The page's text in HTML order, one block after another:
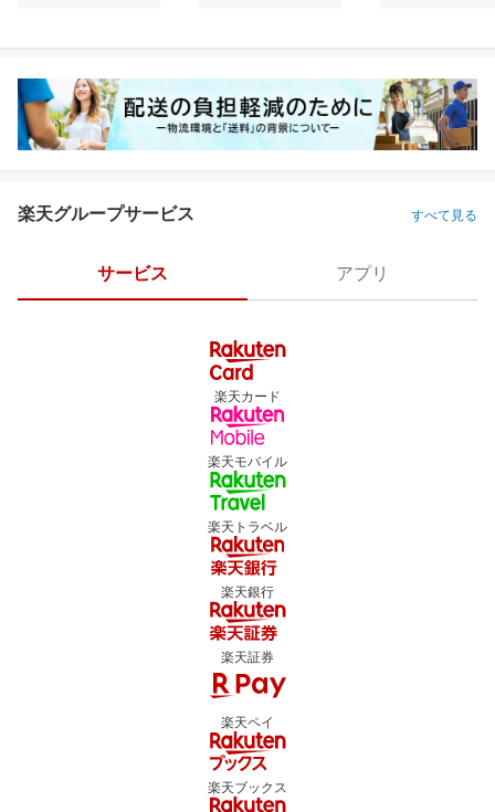
楽天グループサービス すべて見る
サービス アプリ
楽天カード
楽天モバイル
楽天トラベル
楽天銀行
楽天証券
楽天ペイ
楽天ブックス